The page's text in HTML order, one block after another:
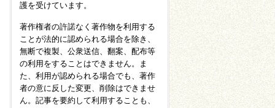
護を受けています。
著作権者の許諾なく著作物を利用する
ことが法的に認められる場合を除き、
無断で複製、公衆送信、翻案、配布等
の利用をすることはできません。ま
た、利用が認められる場合でも、著作
者の意に反した変更、削除はできませ
ん。記事を要約して利用することも、